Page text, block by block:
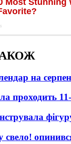
на
проходить
свело!